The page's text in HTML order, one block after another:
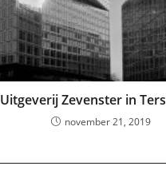
Uitgeverij Zevenster in
november 21, 2019